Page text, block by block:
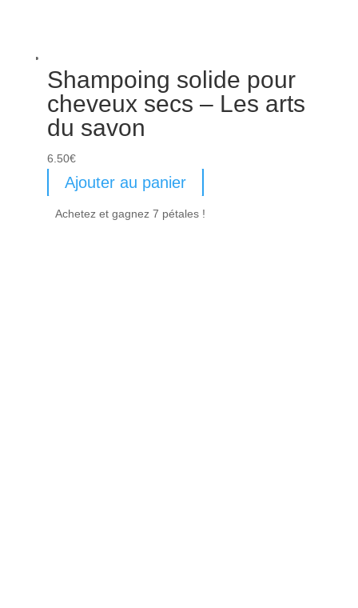
Shampoing solide pour
cheveux secs – Les arts
du savon
6.50€
Ajouter au panier
Achetez et gagnez 7 pétales !